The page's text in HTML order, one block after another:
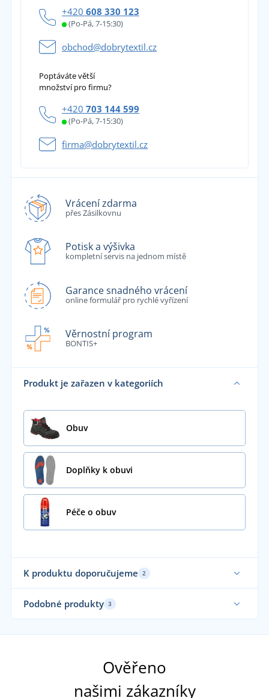
+420 608 330 123
(Po-Pá, 7-15:30)
obchod@dobrytextil.cz
Poptáváte větší
množství pro firmu?
+420 703 144 599
(Po-Pá, 7-15:30)
firma@dobrytextil.cz
Vrácení zdarma
přes Zásilkovnu
Potisk a výšivka
kompletní servis na jednom místě
Garance snadného vrácení
online formulář pro rychlé vyřízení
Věrnostní program
BONTIS+
Produkt je zařazen v kategoriích
Obuv
Doplňky k obuvi
Péče o obuv
K produktu doporučujeme 2
Podobné produkty 3
Ověřeno
našimi zákazníky